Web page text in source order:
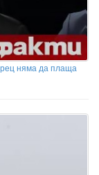
няма да плаща